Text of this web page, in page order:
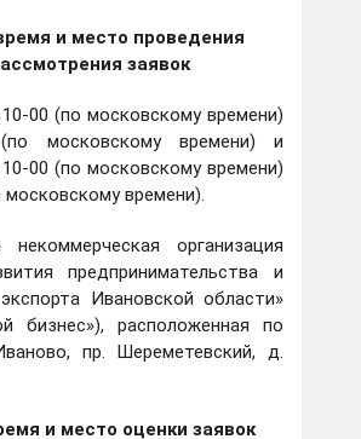
и место проведения
заявок
10-00 (по московскому времени)
московскому времени) и
10-00 (по московскому времени)
времени).
некоммерческая организация
предпринимательства и
Ивановской области»
бизнес»), расположенная по
пр. Шереметевский, д.
и место оценки заявок